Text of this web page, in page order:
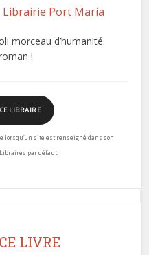
Librairie Port Maria
morceau d’humanité.
!
LIBRAIRE
site est renseigné dans son
par défaut.
LIVRE